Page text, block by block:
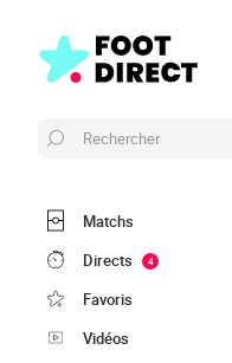
Rechercher
Matchs
Directs
4
Favoris
Vidéos